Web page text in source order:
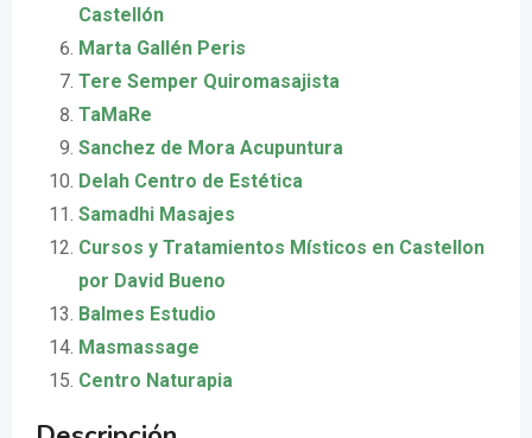
Castellón
Marta Gallén Peris
Tere Semper Quiromasajista
TaMaRe
Sanchez de Mora Acupuntura
Delah Centro de Estética
Samadhi Masajes
Cursos y Tratamientos Místicos en Castellon
por David Bueno
Balmes Estudio
Masmassage
Centro Naturapia